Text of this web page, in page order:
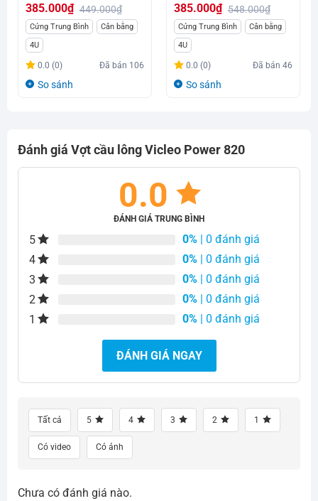
449.000₫
Giá
gốc
là:
449.000₫.
385.000₫
Giá
hiện
tại
là:
Cứng Trung Bình
Cân bằng
4U
0.0 (0) Đã bán 106
So sánh
548.000₫
Giá
gốc
là:
548.000₫.
385.000₫
Giá
hiện
tại
là:
Cứng Trung Bình
Cân bằng
4U
0.0 (0) Đã bán46
So sánh
Đánh giá Vợt cầu lông Vicleo Power 820
0.0
ĐÁNH GIÁ TRUNG BÌNH
5 0% | 0 đánh giá
4
0% | 0 đánh giá
3
0% | 0 đánh giá
2
0% | 0 đánh giá
1
0% | 0 đánh giá
ĐÁNH GIÁ NGAY
Tất cả 5 4 3 2 1
Có video Có ảnh
Chưa có đánh giá nào.